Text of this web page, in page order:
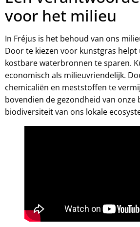
voor het milieu
In Fréjus is het behoud van ons
Door te kiezen voor kunstgras helpt
kostbare waterbronnen te sparen.
economisch als milieuvriendelijk.
chemicaliën en meststoffen te
bovendien de gezondheid van onze
biodiversiteit van ons lokale